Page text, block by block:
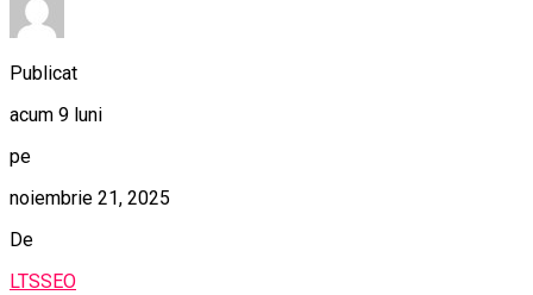
Publicat
acum 9 luni
pe
noiembrie 21, 2025
De
LTSSEO